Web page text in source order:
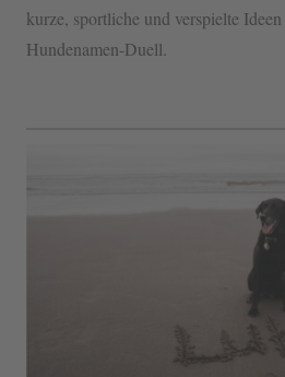
kurze, sportliche und verspielte
Hundenamen-Duell.